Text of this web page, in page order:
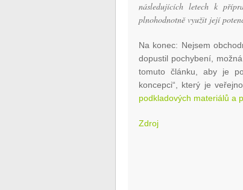
následujících letech k
plnohodnotně využit její
Na konec: Nejsem
dopustil pochybení,
tomuto článku, aby je
koncepci“, který je
podkladových materiálů a
Zdroj